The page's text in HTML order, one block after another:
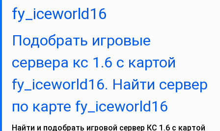
fy_iceworld16
Подобрать игровые
сервера кс 1.6 с картой
fy_iceworld16. Найти сервер
по карте fy_iceworld16
Найти и подобрать игровой сервер КС 1.6 с картой